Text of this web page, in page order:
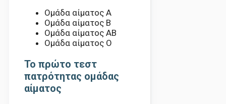
Ομάδα αίματος Α
Ομάδα αίματος Β
Ομάδα αίματος ΑΒ
Ομάδα αίματος Ο
Το πρώτο τεστ
πατρότητας ομάδας
αίματος